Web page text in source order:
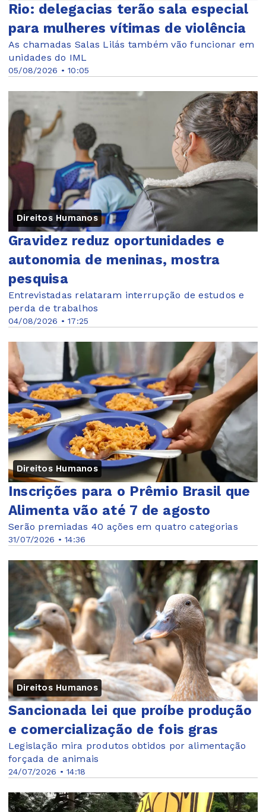
05/08/2026 • 10:05
Rio: delegacias terão sala especial
para mulheres vítimas de violência
As chamadas Salas Lilás também vão funcionar em
unidades do IML
Direitos Humanos
04/08/2026 • 17:25
Gravidez reduz oportunidades e
autonomia de meninas, mostra
pesquisa
Entrevistadas relataram interrupção de estudos e
perda de trabalhos
Direitos Humanos
31/07/2026 • 14:36
Inscrições para o Prêmio Brasil que
Alimenta vão até 7 de agosto
Serão premiadas 40 ações em quatro categorias
Direitos Humanos
24/07/2026 • 14:18
Sancionada lei que proíbe produção
e comercialização de fois gras
Legislação mira produtos obtidos por alimentação
forçada de animais